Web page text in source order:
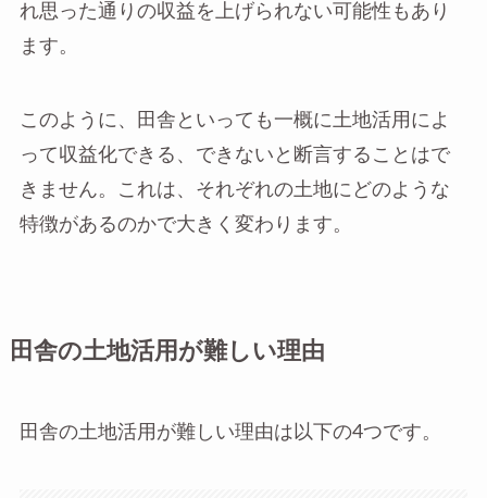
れ思った通りの収益を上げられない可能性もあり
ます。
このように、田舎といっても一概に土地活用によ
って収益化できる、できないと断言することはで
きません。これは、それぞれの土地にどのような
特徴があるのかで大きく変わります。
田舎の土地活用が難しい理由
田舎の土地活用が難しい理由は以下の4つです。